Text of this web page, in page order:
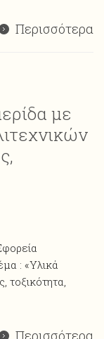
Περισσότερα
με
: «Υλικά
τοξικότητα,
Περισσότερα